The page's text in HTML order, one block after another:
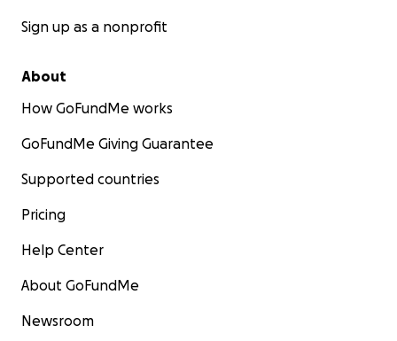
Sign up as a nonprofit
About
How GoFundMe works
GoFundMe Giving Guarantee
Supported countries
Pricing
Help Center
About GoFundMe
Newsroom